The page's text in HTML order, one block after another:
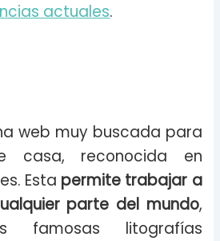
actuales.
web muy buscada para
casa, reconocida en
Esta permite trabajar a
parte del mundo,
famosas litografías